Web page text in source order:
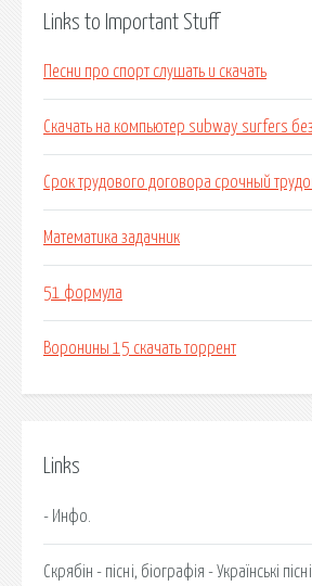
Links to Important Stuff
Песни про спорт слушать и скачать
Скачать на компьютер subway surfers
Срок трудового договора срочный
Математика задачник
51 формула
Воронины 15 скачать торрент
Links
- Инфо.
Скрябін - пісні, біографія - Українські пісні.